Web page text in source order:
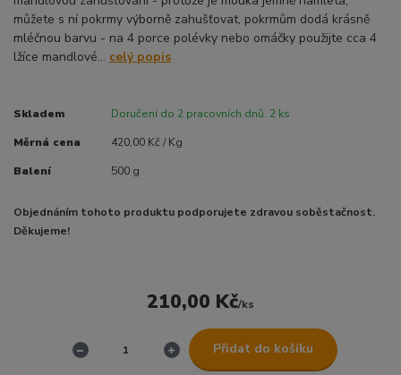
můžete s ní pokrmy výborně zahušťovat, pokrmům dodá krásně
mléčnou barvu - na 4 porce polévky nebo omáčky použijte cca 4
lžíce mandlové... celý popis
Skladem Doručení do 2 pracovních dnů. 2 ks
Měrná cena 420,00 Kč / Kg
Balení 500 g
Objednáním tohoto produktu podporujete zdravou soběstačnost.
Děkujeme!
210,00 Kč/ks
Přidat do košíku